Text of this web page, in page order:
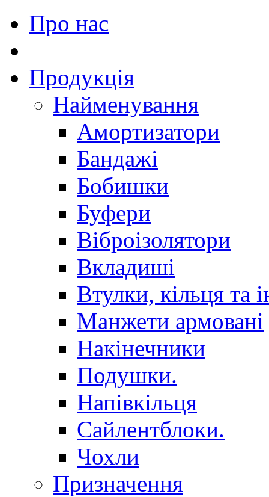
Про нас
Продукція
Найменування
Амортизатори
Бандажі
Бобишки
Буфери
Віброізолятори
Вкладиші
Втулки, кільця та
Манжети армовані
Накінечники
Подушки.
Напівкільця
Сайлентблоки.
Чохли
Призначення